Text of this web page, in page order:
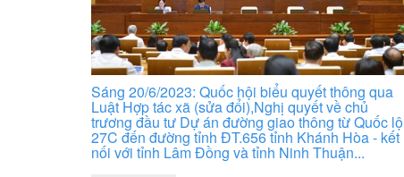
Sáng 20/6/2023: Quốc hội biểu quyết thông qua
Luật Hợp tác xã (sửa đổi),Nghị quyết về chủ
trương đầu tư Dự án đường giao thông từ Quốc lộ
27C đến đường tỉnh ĐT.656 tỉnh Khánh Hòa - kết
nối với tỉnh Lâm Đồng và tỉnh Ninh Thuận...